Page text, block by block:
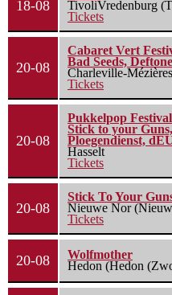
18-08
TivoliVredenburg
Tickets
20-08
Cabaret Vert
Bad Seeds,
Charleville-Mézières
Tickets
20-08
Pukkelpop
Stick to your
Ploegendienst,
Hasselt
Tickets
20-08
Stick To Your
Nieuwe Nor
Tickets
20-08
Wolfmother
Hedon (Hedon